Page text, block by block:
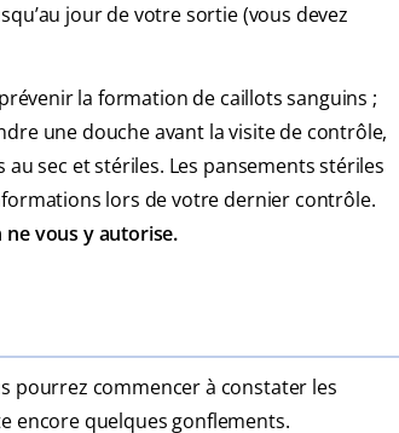
jour de votre sortie (vous devez
la formation de caillots sanguins ;
une douche avant la visite de contrôle,
sec et stériles. Les pansements stériles
lors de votre dernier contrôle.
vous y autorise.
pourrez commencer à constater les
encore quelques gonflements.